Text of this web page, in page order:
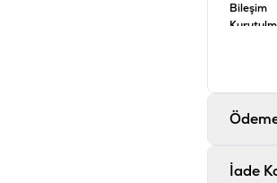
Bileşim
unu,
balık
Besin
*L.I.P.:
İade